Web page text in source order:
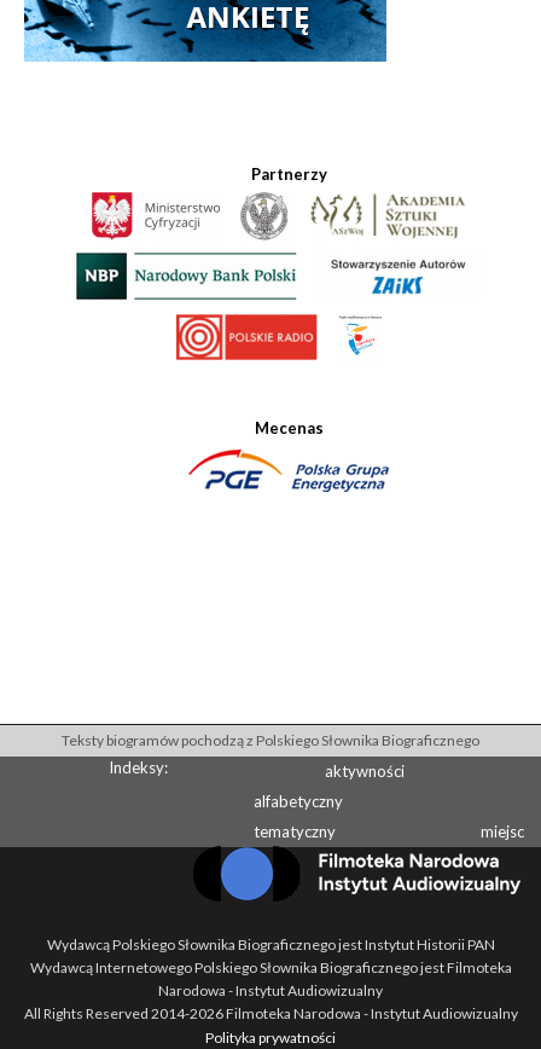
Partnerzy
Mecenas
Teksty biogramów pochodzą z Polskiego Słownika Biograficznego
Indeksy:
aktywności
alfabetyczny
tematyczny
miejsc
Wydawcą Polskiego Słownika Biograficznego jest Instytut Historii PAN
Wydawcą Internetowego Polskiego Słownika Biograficznego jest Filmoteka
Narodowa - Instytut Audiowizualny
All Rights Reserved 2014-2026Filmoteka Narodowa - Instytut Audiowizualny
Polityka prywatności